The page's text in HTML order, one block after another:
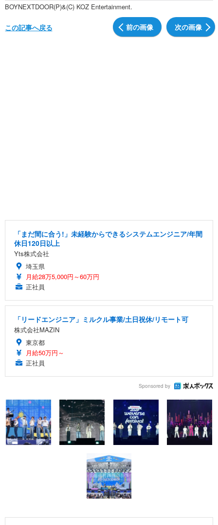
BOYNEXTDOOR(P)&(C) KOZ Entertainment.
前の画像 次の画像
この記事へ戻る
「まだ間に合う!」未経験からできるシステムエンジニア/年間
休日120日以上
Yts株式会社
埼玉県
月給28万5,000円～60万円
正社員
「リードエンジニア」ミルクル事業/土日祝休/リモート可
株式会社MAZIN
東京都
月給50万円～
正社員
Sponsored by